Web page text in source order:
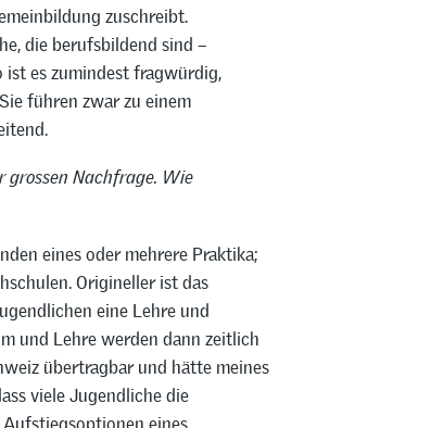
zuschreibt.
die berufsbildend sind –
es zumindest fragwürdig,
führen zwar zu einem
Nachfrage. Wie
eines oder mehrere Praktika;
Origineller ist das
eine Lehre und
und Lehre werden dann zeitlich
übertragbar und hätte meines
viele Jugendliche die